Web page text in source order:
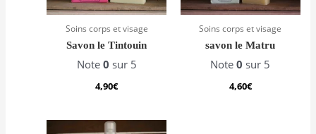
Soins corps et visage
Savon le Tintouin
Note 0 sur 5
4,90€
Soins corps et visage
savon le Matru
Note0 sur 5
4,60€